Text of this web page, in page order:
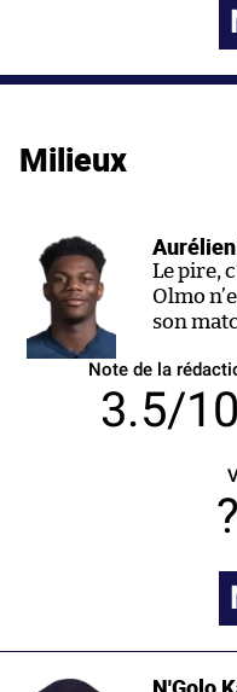
Milieux
Le pire,
Olmo
son
Note de la
3.5/10